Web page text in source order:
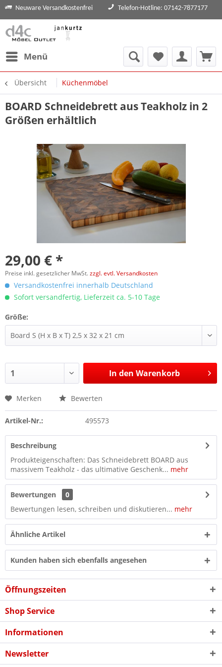
Neuware Versandkostenfrei Telefon-Hotline: 07142-7877177
Menü
Übersicht Küchenmöbel
BOARD Schneidebrett aus Teakholz in 2
Größen erhältlich
29,00 € *
Preise inkl. gesetzlicher MwSt.zzgl. evtl. Versandkosten
Versandkostenfrei innerhalb Deutschland
Sofort versandfertig, Lieferzeit ca. 5-10 Tage
Größe:
In den Warenkorb
Merken Bewerten
Artikel-Nr.: 495573
Beschreibung
Produkteigenschaften: Das Schneidebrett BOARD aus
massivem Teakholz - das ultimative Geschenk... mehr
Bewertungen
0
Bewertungen lesen, schreiben und diskutieren... mehr
Ähnliche Artikel
Kunden haben sich ebenfalls angesehen
Öffnungszeiten
Shop Service
Informationen
Newsletter